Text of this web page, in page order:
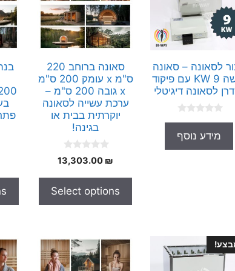
לסאונה – סאונה
יבשה 9 KW עם פיקוד
לסאונה דיגיטלי
0
u
מידע נוסף
סאונה ברוחב 220
ס"מ x עומק 200 ס"מ
x גובה 200 ס"מ –
ערכת עשייה לסאונה
יוקרתית בבית או
בגינה!
0
o
o
5
13,303.00 ₪
Select options